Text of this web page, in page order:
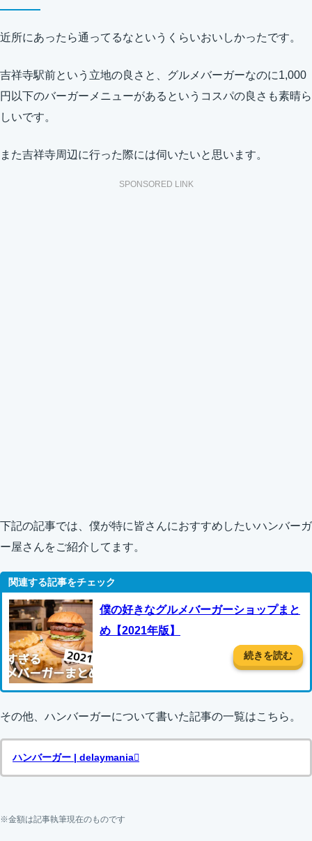
近所にあったら通ってるなというくらいおいしかったです。
吉祥寺駅前という立地の良さと、グルメバーガーなのに1,000
円以下のバーガーメニューがあるというコスパの良さも素晴ら
しいです。
また吉祥寺周辺に行った際には伺いたいと思います。
SPONSORED LINK
下記の記事では、僕が特に皆さんにおすすめしたいハンバーガ
ー屋さんをご紹介してます。
僕の好きなグルメバーガーショップまと
め【2021年版】
続きを読む
その他、ハンバーガーについて書いた記事の一覧はこちら。
ハンバーガー | delaymania
※金額は記事執筆現在のものです